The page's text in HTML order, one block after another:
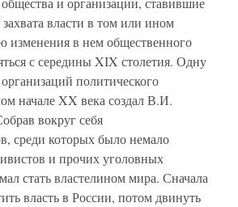
захвата власти в том или ином
изменения в нем общественного
с середины XIX столетия. Одну
политического
начале XX века создал В.И.
вокруг себя
среди которых было немало
и прочих уголовных
стать властелином мира. Сначала
власть в России, потом двинуть